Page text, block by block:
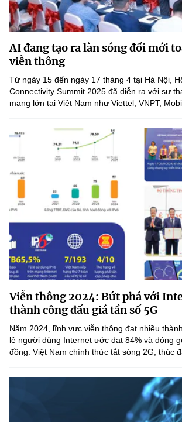
AI đang tạo ra làn sóng đổi mới
viễn thông
Từ ngày 15 đến ngày 17 tháng 4 tại Hà Nội,
Connectivity Summit 2025 đã diễn ra với sự
mạng lớn tại Việt Nam như Viettel, VNPT,
Viễn thông 2024: Bứt phá với
thành công đấu giá tần số 5G
Năm 2024, lĩnh vực viễn thông đạt nhiều
lệ người dùng Internet ước đạt 84% và đóng
đồng. Việt Nam chính thức tắt sóng 2G, thúc